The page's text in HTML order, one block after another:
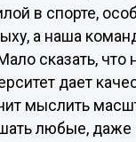
в спорте,
а наша
сказать, что
дает
мыслить
любые, даже